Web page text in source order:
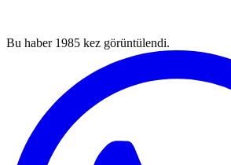
Bu haber 1985 kez görüntülendi.